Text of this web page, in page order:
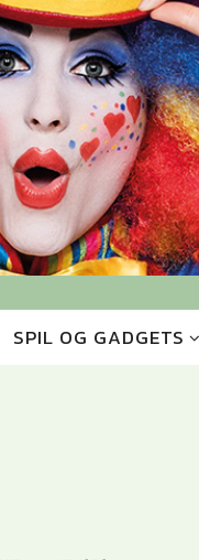
SPIL OG GADGETS